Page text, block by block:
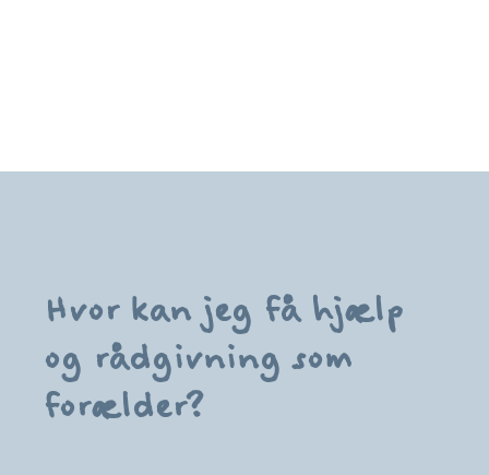
Hvor kan jeg få hjælp
og rådgivning som
forælder?